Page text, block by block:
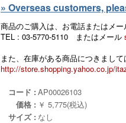
» Overseas customers,
商品のご購入は、お電話またはメ
TEL : 03-5770-5110 またはメール
また、在庫がある商品につきまし
http://store.shopping.yahoo.co.jp/
コード : AP00026103
価格 : ￥ 5,775(税込)
サイズ : なし